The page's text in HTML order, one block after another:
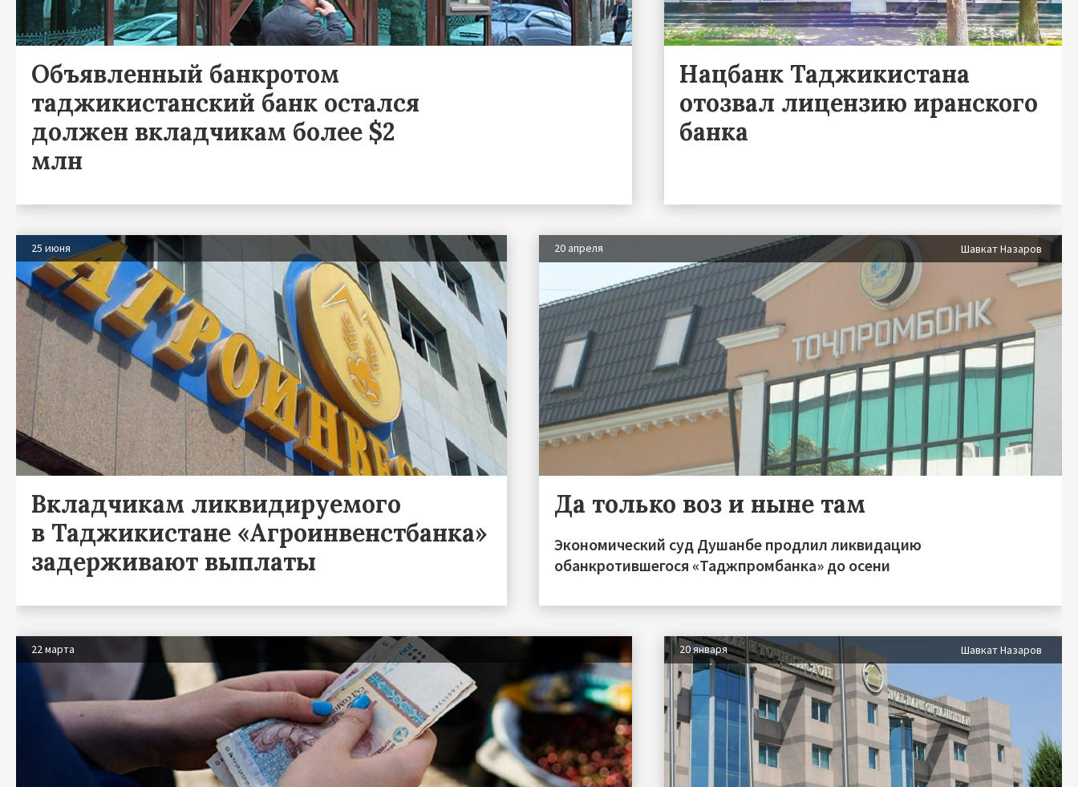
Объявленный банкротом
таджикистанский банк остался
должен вкладчикам более $2
млн
Нацбанк Таджикистана
отозвал лицензию иранского
банка
25 июня
Вкладчикам ликвидируемого
в Таджикистане «Агроинвенстбанка»
задерживают выплаты
20 апреля Шавкат Назаров
Да только воз и ныне там
Экономический суд Душанбе продлил ликвидацию
обанкротившегося «Таджпромбанка» до осени
22 марта 20 января Шавкат Назаров